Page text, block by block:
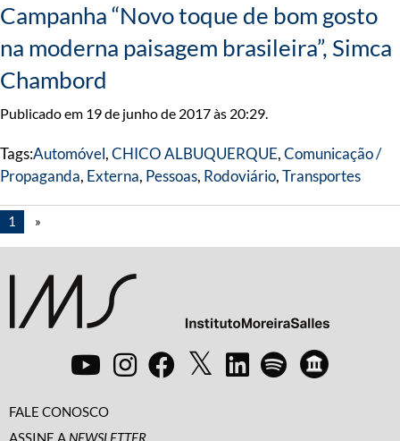
Campanha “Novo toque de bom gosto
na moderna paisagem brasileira”, Simca
Chambord
Publicado em 19 de junho de 2017 às 20:29.
Tags:Automóvel,CHICO ALBUQUERQUE,Comunicação /
Propaganda, Externa, Pessoas, Rodoviário,Transportes
1 »
FALE CONOSCO
ASSINE A NEWSLETTER